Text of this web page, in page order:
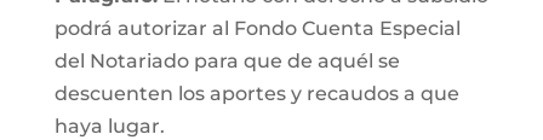
podrá autorizar al Fondo Cuenta Especial
del Notariado para que de aquél se
descuenten los aportes y recaudos a que
haya lugar.